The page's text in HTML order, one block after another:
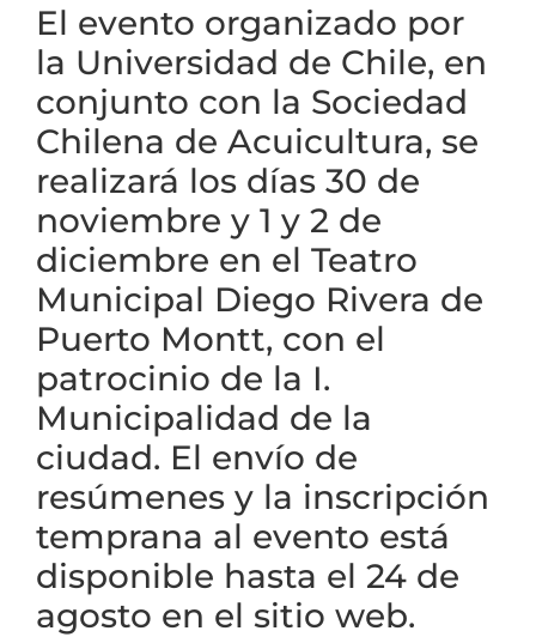
El evento organizado por
la Universidad de Chile, en
conjunto con la Sociedad
Chilena de Acuicultura, se
realizará los días 30 de
noviembre y 1 y 2 de
diciembre en el Teatro
Municipal Diego Rivera de
Puerto Montt, con el
patrocinio de la I.
Municipalidad de la
ciudad. El envío de
resúmenes y la inscripción
temprana al evento está
disponible hasta el 24 de
agosto en el sitio web.